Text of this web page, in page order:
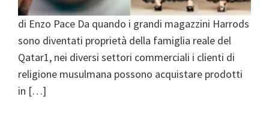
di Enzo Pace Da quando i grandi magazzini Harrods
sono diventati proprietà della famiglia reale del
Qatar1, nei diversi settori commerciali i clienti di
religione musulmana possono acquistare prodotti
in […]